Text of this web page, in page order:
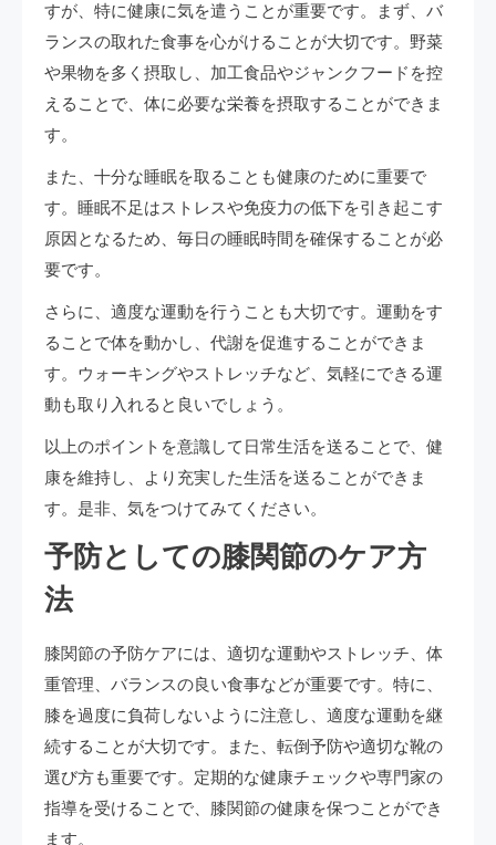
すが、特に健康に気を遣うことが重要です。まず、バ
ランスの取れた食事を心がけることが大切です。野菜
や果物を多く摂取し、加工食品やジャンクフードを控
えることで、体に必要な栄養を摂取することができま
す。
また、十分な睡眠を取ることも健康のために重要で
す。睡眠不足はストレスや免疫力の低下を引き起こす
原因となるため、毎日の睡眠時間を確保することが必
要です。
さらに、適度な運動を行うことも大切です。運動をす
ることで体を動かし、代謝を促進することができま
す。ウォーキングやストレッチなど、気軽にできる運
動も取り入れると良いでしょう。
以上のポイントを意識して日常生活を送ることで、健
康を維持し、より充実した生活を送ることができま
す。是非、気をつけてみてください。
予防としての膝関節のケア方
法
膝関節の予防ケアには、適切な運動やストレッチ、体
重管理、バランスの良い食事などが重要です。特に、
膝を過度に負荷しないように注意し、適度な運動を継
続することが大切です。また、転倒予防や適切な靴の
選び方も重要です。定期的な健康チェックや専門家の
指導を受けることで、膝関節の健康を保つことができ
ます。